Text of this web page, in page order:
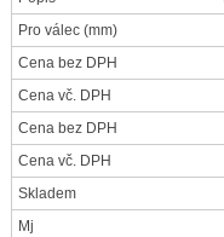
Pro válec (mm)
Cena bez DPH
Cena vč. DPH
Cena bez DPH
Cena vč. DPH
Skladem
Mj